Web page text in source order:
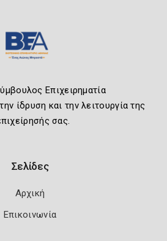
Επιχειρηματία
ίδρυση και την λειτουργία της
σας.
Σελίδες
Αρχική
Επικοινωνία